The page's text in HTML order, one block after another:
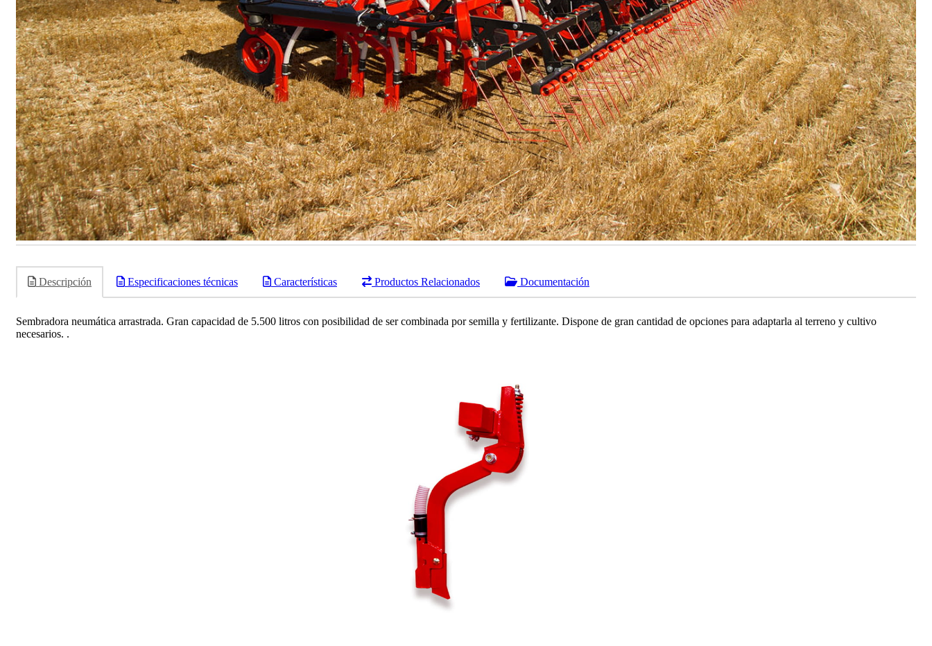
Descripción Especificaciones técnicas Características Productos Relacionados Documentación
Sembradora neumática arrastrada. Gran capacidad de 5.500 litros con posibilidad de ser combinada por semilla y fertilizante. Dispone de gran cantidad de opciones para adaptarla al terreno y cultivo
necesarios. .